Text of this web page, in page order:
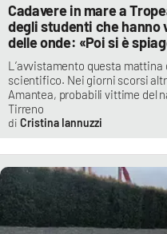
Cadavere in mare a
degli studenti che hanno
delle onde: «Poi si è
L’avvistamento questa
scientifico. Nei giorni scorsi
Amantea, probabili vittime del
Tirreno
Cristina Iannuzzi